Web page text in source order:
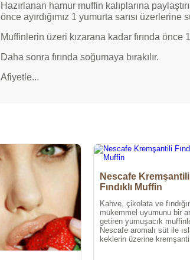
Hazırlanan hamur muffin kalıplarına
önce ayırdığımız 1 yumurta sarısı üzerlerine
Muffinlerin üzeri kızarana kadar fırında
Daha sonra fırında soğumaya bırakılır.
Afiyetle...
Nescafe Kremşantili
Fındıklı Muffin
Kahve, çikolata ve
mükemmel uyumunu bir
getiren yumuşacık
Nescafe aromalı süt ile
keklerin üzerine